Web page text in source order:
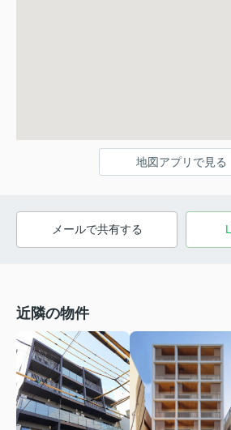
地図アプリで見る
メールで共有する
近隣の物件